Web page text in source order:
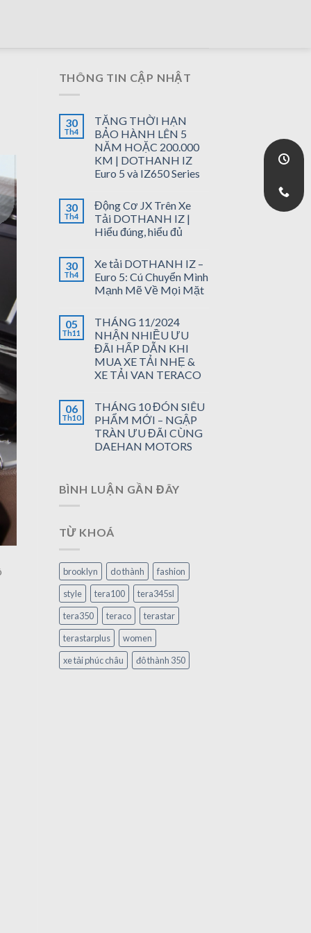
THÔNG TIN CẬP NHẬT
30
Th4
TĂNG THỜI HẠN
BẢO HÀNH LÊN 5
NĂM HOẶC 200.000
KM | DOTHANH IZ
Euro 5 và IZ650 Series
30
Th4
Động Cơ JX Trên Xe
Tải DOTHANH IZ |
Hiểu đúng, hiểu đủ
30
Th4
Xe tải DOTHANH IZ –
Euro 5: Cú Chuyển Mình
Mạnh Mẽ Về Mọi Mặt
05
Th11
THÁNG 11/2024
NHẬN NHIỀU ƯU
ĐÃI HẤP DẪN KHI
MUA XE TẢI NHẸ &
XE TẢI VAN TERACO
06
Th10
THÁNG 10 ĐÓN SIÊU
PHẨM MỚI – NGẬP
TRÀN ƯU ĐÃI CÙNG
DAEHAN MOTORS
BÌNH LUẬN GẦN ĐÂY
TỪ KHOÁ
brooklyn do thành
fashion
style
tera100
tera345sl
tera350
teraco
terastar
terastarplus
women
xe tải phúc châu
đô thành 350